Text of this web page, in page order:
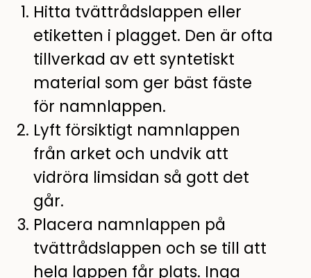
Hitta tvättrådslappen eller
etiketten i plagget. Den är ofta
tillverkad av ett syntetiskt
material som ger bäst fäste
för namnlappen.
Lyft försiktigt namnlappen
från arket och undvik att
vidröra limsidan så gott det
går.
Placera namnlappen på
tvättrådslappen och se till att
hela lappen får plats. Inga